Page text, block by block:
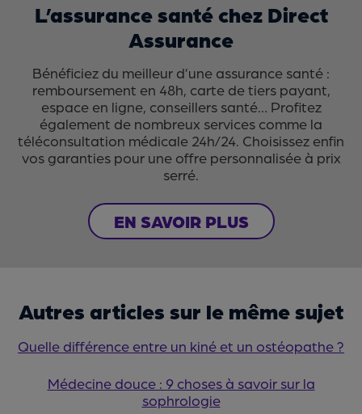
L’assurance santé chez Direct
Assurance
Bénéficiez du meilleur d’une assurance santé :
remboursement en 48h, carte de tiers payant,
espace en ligne, conseillers santé… Profitez
également de nombreux services comme la
téléconsultation médicale 24h/24. Choisissez enfin
vos garanties pour une offre personnalisée à prix
serré.
EN SAVOIR PLUS
Autres articles sur le même sujet
Quelle différence entre un kiné et un ostéopathe ?
Médecine douce : 9 choses à savoir sur la
sophrologie